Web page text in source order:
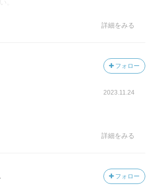
。
詳細をみる
フォロー
2023.11.24
詳細をみる
フォロー